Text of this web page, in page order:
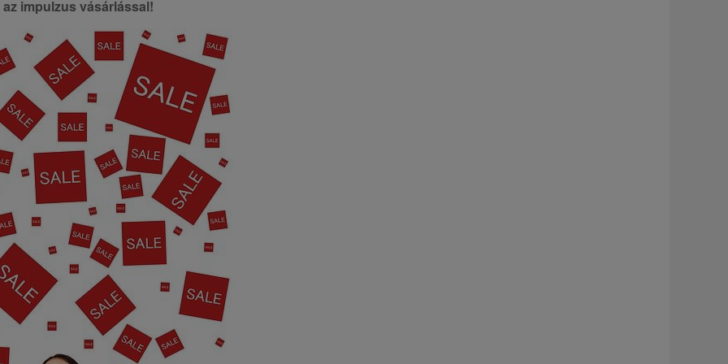
impulzus vásárlással!